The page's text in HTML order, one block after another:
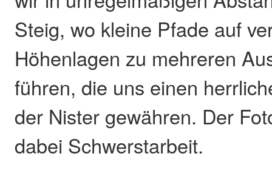
Steig, wo kleine Pfade auf
Höhenlagen zu mehreren
führen, die uns einen
der Nister gewähren. Der
dabei Schwerstarbeit.